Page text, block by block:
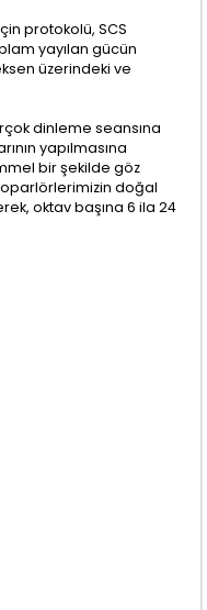
protokolü, SCS
yayılan gücün
üzerindeki ve
dinleme seansına
yapılmasına
bir şekilde göz
doğal
oktav başına 6 ila 24